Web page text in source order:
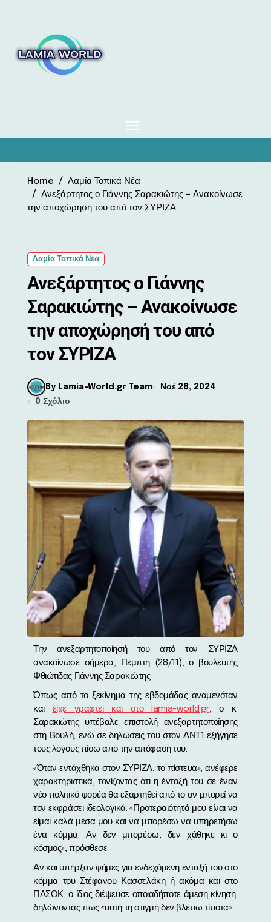
Home
Λαμία Τοπικά Νέα
Ανεξάρτητος ο Γιάννης Σαρακιώτης – Ανακοίνωσε
την αποχώρησή του από τον ΣΥΡΙΖΑ
Λαμία Τοπικά Νέα
Ανεξάρτητος ο Γιάννης
Σαρακιώτης – Ανακοίνωσε
την αποχώρησή του από
τον ΣΥΡΙΖΑ
By Lamia-World.gr Team
Νοέ 28, 2024
0 Σχόλιο
Την ανεξαρτητοποίησή του από τον ΣΥΡΙΖΑ
ανακοίνωσε σήμερα, Πέμπτη (28/11), ο βουλευτής
Φθιώτιδας Γιάννης Σαρακιώτης.
Όπως από το ξεκίνημα της εβδομάδας αναμενόταν
και είχε γραφτεί και στο lamia-world.gr, ο κ.
Σαρακιώτης υπέβαλε επιστολή ανεξαρτητοποίησης
στη Βουλή, ενώ σε δηλώσεις του στον ΑΝΤ1 εξήγησε
τους λόγους πίσω από την απόφασή του.
«Όταν εντάχθηκα στον ΣΥΡΙΖΑ, το πίστευα», ανέφερε
χαρακτηριστικά, τονίζοντας ότι η ένταξή του σε έναν
νέο πολιτικό φορέα θα εξαρτηθεί από το αν μπορεί να
τον εκφράσει ιδεολογικά. «Προτεραιότητά μου είναι να
είμαι καλά μέσα μου και να μπορέσω να υπηρετήσω
ένα κόμμα. Αν δεν μπορέσω, δεν χάθηκε κι ο
κόσμος», πρόσθεσε.
Αν και υπήρξαν φήμες για ενδεχόμενη ένταξή του στο
κόμμα του Στέφανου Κασσελάκη ή ακόμα και στο
ΠΑΣΟΚ, ο ίδιος διέψευσε οποιαδήποτε άμεση κίνηση,
δηλώνοντας πως «αυτή τη στιγμή δεν βλέπω τίποτα».